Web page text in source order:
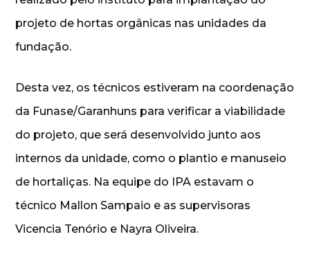
projeto de hortas orgânicas nas unidades da
fundação.
Desta vez, os técnicos estiveram na coordenação
da Funase/Garanhuns para verificar a viabilidade
do projeto, que será desenvolvido junto aos
internos da unidade, como o plantio e manuseio
de hortaliças. Na equipe do IPA estavam o
técnico Mallon Sampaio e as supervisoras
Vicencia Tenório e Nayra Oliveira.